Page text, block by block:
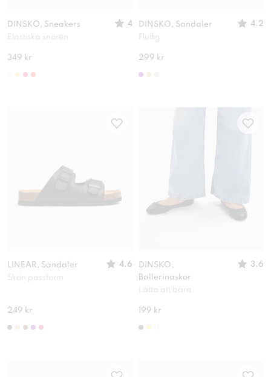
DINSKO, Sneakers
4
Elastiska snören
349 kr
DINSKO, Sandaler
4.2
Fluffig
299 kr
LINEAR, Sandaler
4.6
Skön passform
249 kr
DINSKO,
Ballerinaskor
3.6
Lätta att bära
199 kr